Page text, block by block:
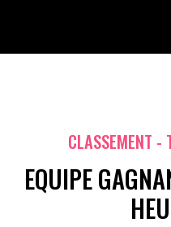
CLASSEMENT -
EQUIPE